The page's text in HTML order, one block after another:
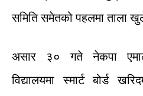
समिति समेतको पहलमा ताला
असार ३० गते नेकपा
विद्यालयमा
स्मार्ट बोर्ड